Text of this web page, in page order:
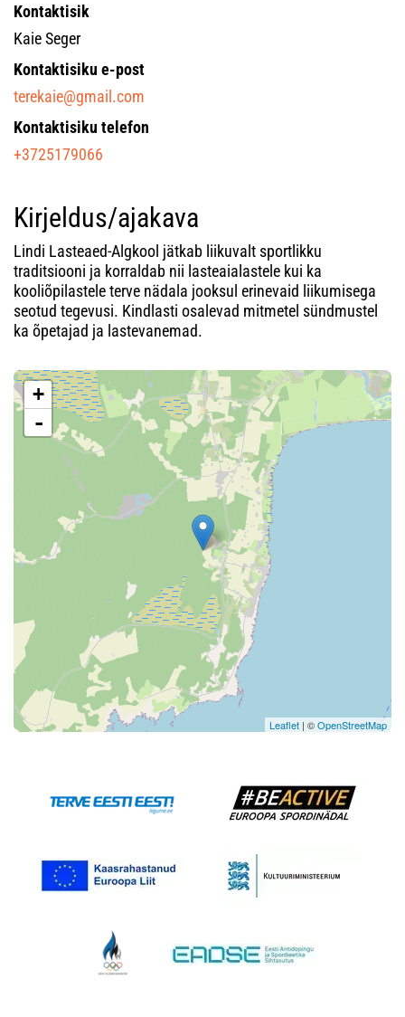
Kontaktisik
Kaie Seger
Kontaktisiku e-post
terekaie@gmail.com
Kontaktisiku telefon
+3725179066
Kirjeldus/ajakava
Lindi Lasteaed-Algkool jätkab liikuvalt sportlikku
traditsiooni ja korraldab nii lasteaialastele kui ka
kooliõpilastele terve nädala jooksul erinevaid liikumisega
seotud tegevusi. Kindlasti osalevad mitmetel sündmustel
ka õpetajad ja lastevanemad.
+
-
Leaflet | ©OpenStreetMap